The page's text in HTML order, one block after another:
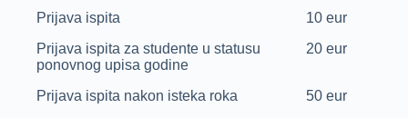
Prijava ispita
10 eur
Prijava ispita za studente u statusu
ponovnog upisa godine
20 eur
Prijava ispita nakon isteka roka
50 eur